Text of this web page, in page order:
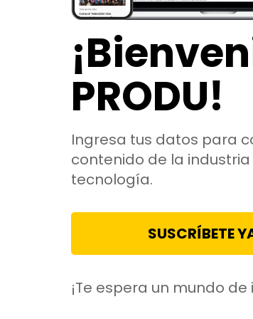
PRODU!
Ingresa tus datos para
contenido de la
tecnología.
SUSCRÍBETE
¡Te espera un mundo